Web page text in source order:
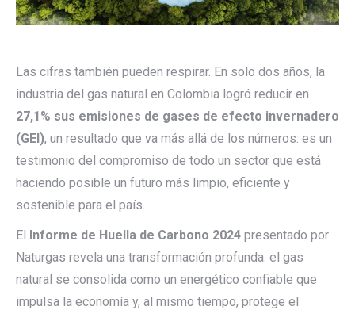
Las cifras también pueden respirar. En solo dos años, la
industria del gas natural en Colombia logró reducir en
27,1% sus emisiones de gases de efecto invernadero
(GEI), un resultado que va más allá de los números: es un
testimonio del compromiso de todo un sector que está
haciendo posible un futuro más limpio, eficiente y
sostenible para el país.
El Informe de Huella de Carbono 2024 presentado por
Naturgas revela una transformación profunda: el gas
natural se consolida como un energético confiable que
impulsa la economía y, al mismo tiempo, protege el